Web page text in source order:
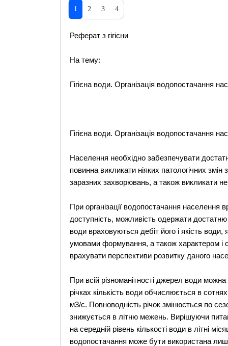
1 2 3 4
Реферат з гігієни
На тему:
Гігієна води. Організація водопостачання
Гігієна води. Організація водопостачання
Населення необхідно забезпечувати
повинна викликати ніяких патологічних
заразних захворювань, а також викликати
При організації водопостачання населення
доступність, можливість одержати достатню
води враховуються дебіт його і якість
умовами формування, а також характером і
врахувати перспективи розвитку даного
При всій різноманітності джерел води
річках кількість води обчислюється в
м3/с. Повноводність річок змінюється по
знижується в літню межень. Вирішуючи
на середній рівень кількості води в літні
водопостачання може бути використана